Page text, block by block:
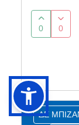
0 0
ΔΕ